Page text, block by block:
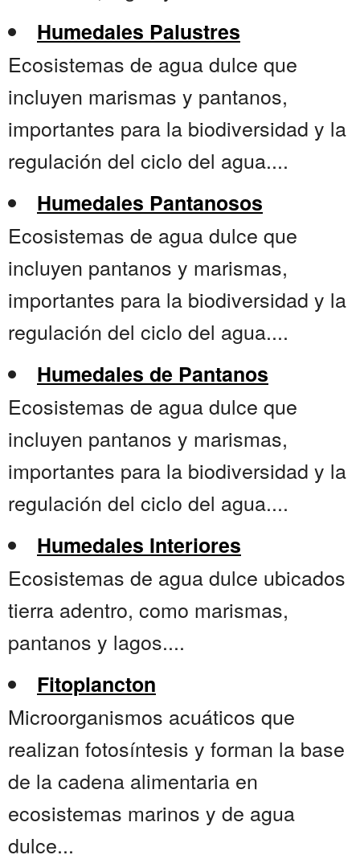
Humedales Palustres
Ecosistemas de agua dulce que
incluyen marismas y pantanos,
importantes para la biodiversidad y la
regulación del ciclo del agua....
Humedales Pantanosos
Ecosistemas de agua dulce que
incluyen pantanos y marismas,
importantes para la biodiversidad y la
regulación del ciclo del agua....
Humedales de Pantanos
Ecosistemas de agua dulce que
incluyen pantanos y marismas,
importantes para la biodiversidad y la
regulación del ciclo del agua....
Humedales Interiores
Ecosistemas de agua dulce ubicados
tierra adentro, como marismas,
pantanos y lagos....
Fitoplancton
Microorganismos acuáticos que
realizan fotosíntesis y forman la base
de la cadena alimentaria en
ecosistemas marinos y de agua
dulce...